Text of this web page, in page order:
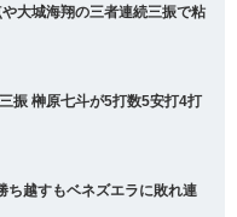
大城海翔の三者連続三振で粘
振 榊原七斗が5打数5安打4打
ち越すもベネズエラに敗れ連